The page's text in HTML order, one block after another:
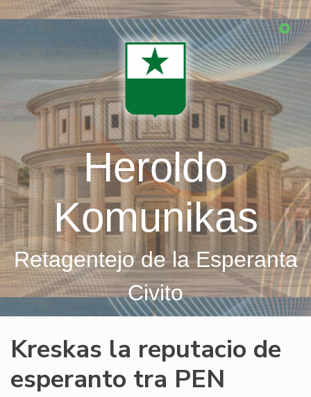
Skip
Heroldo
Komunikas
Retagentejo de la Esperanta
Civito
Kreskas la reputacio de
esperanto tra PEN